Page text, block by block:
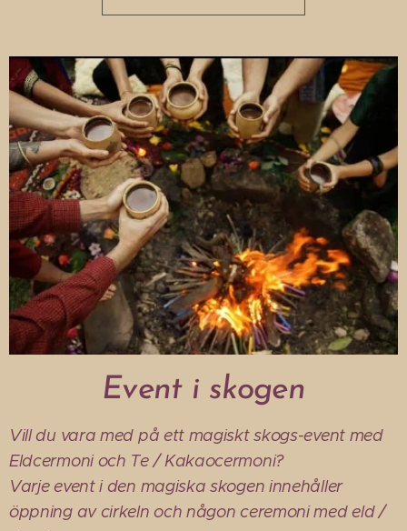
Event i skogen
Vill du vara med på ett magiskt skogs-event med
Eldcermoni och Te / Kakaocermoni?
Varje event i den magiska skogen innehåller
öppning av cirkeln och någon ceremoni med eld /